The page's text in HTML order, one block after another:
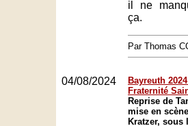
il ne
ça.
Par Thomas
04/08/2024
Bayreuth
Fraternité
Reprise de
mise en
Kratzer, sous